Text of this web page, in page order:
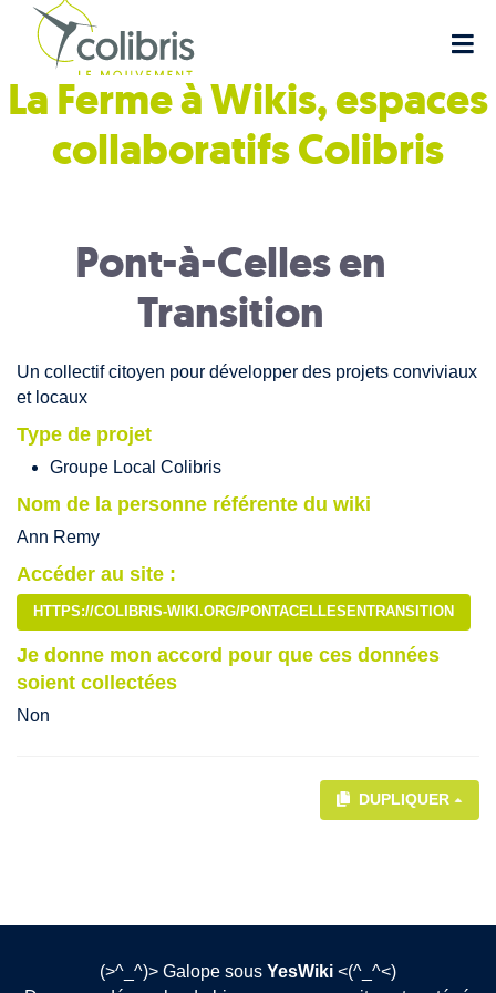
La Ferme à Wikis, espaces
collaboratifsColibris
Pont-à-Celles en
Transition
Un collectif citoyen pour développer des projets conviviaux
et locaux
Type de projet
Groupe Local Colibris
Nom de la personne référente du wiki
Ann Remy
Accéder au site :
HTTPS://COLIBRIS-WIKI.ORG/PONTACELLESENTRANSITION
Je donne mon accord pour que ces données
soient collectées
Non
DUPLIQUER
(>^_^)> Galope sous YesWiki <(^_^<)